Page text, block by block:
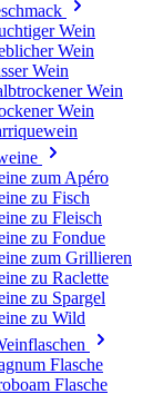
Wein
Wein
Wein
Wein
Wein
zum Apéro
zu Fisch
zu Fleisch
zu Fondue
zum Grillieren
zu Raclette
zu Spargel
zu Wild
Flasche
Flasche